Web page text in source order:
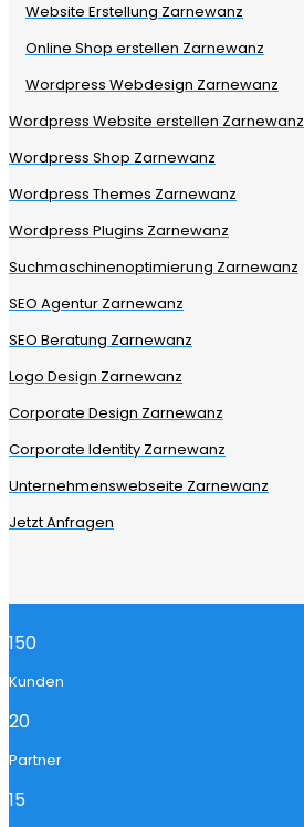
Website Erstellung Zarnewanz
Online Shop erstellen Zarnewanz
Wordpress Webdesign Zarnewanz
Wordpress Website erstellen Zarnewanz
Wordpress Shop Zarnewanz
Wordpress Themes Zarnewanz
Wordpress Plugins Zarnewanz
Suchmaschinenoptimierung Zarnewanz
SEO Agentur Zarnewanz
SEO Beratung Zarnewanz
Logo Design Zarnewanz
Corporate Design Zarnewanz
Corporate Identity Zarnewanz
Unternehmenswebseite Zarnewanz
Jetzt Anfragen
150
Kunden
20
Partner
15